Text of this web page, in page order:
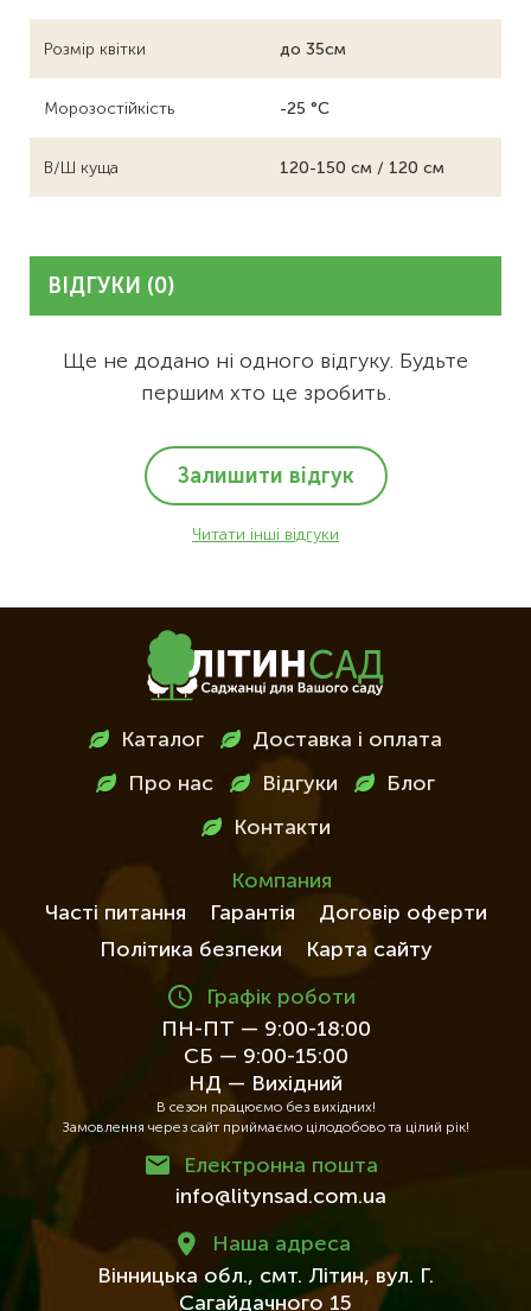
Розмір квітки до 35см
Морозостійкість -25 °C
В/Ш куща 120-150 см / 120 см
ВІДГУКИ (0)
Ще не додано ні одного відгуку. Будьте
першим хто це зробить.
Залишити відгук
Читати інші відгуки
Каталог Доставка і оплата
Про нас Відгуки Блог
Контакти
Компания
Часті питання
Гарантія
Договір оферти
Політика безпеки
Карта сайту
Графік роботи
ПН-ПТ — 9:00-18:00
СБ — 9:00-15:00
НД — Вихідний
В сезон працюємо без вихідних!
Замовлення через сайт приймаємо цілодобово та цілий рік!
Електронна пошта
info@litynsad.com.ua
Наша адреса
Вінницька обл., смт. Літин, вул. Г.
Сагайдачного 15